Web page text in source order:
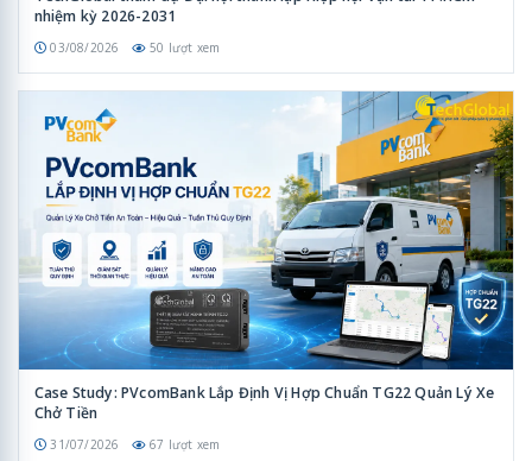
nhiệm kỳ 2026-2031
03/08/2026 50 lượt xem
Case Study: PVcomBank Lắp Định Vị Hợp Chuẩn TG22 Quản Lý Xe
Chở Tiền
31/07/2026 67 lượt xem